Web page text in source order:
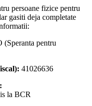
persoane fizice pentru
gasiti deja completate
(Speranta pentru
41026636
la BCR